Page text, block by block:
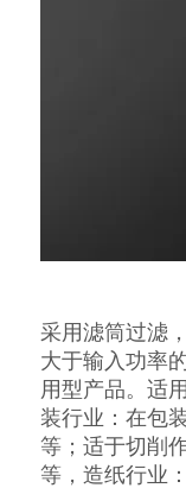
采用滤筒过滤
大于输入功率
用型产品。适
装行业：在包
等；适于切削
等，造纸行业